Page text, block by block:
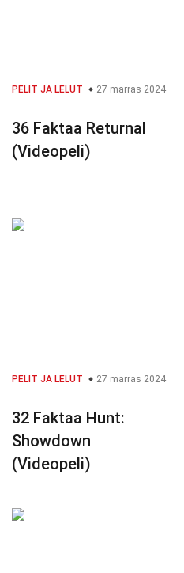
PELIT JA LELUT 27 marras 2024
36 Faktaa Returnal
(Videopeli)
PELIT JA LELUT 27 marras 2024
32 Faktaa Hunt:
Showdown
(Videopeli)